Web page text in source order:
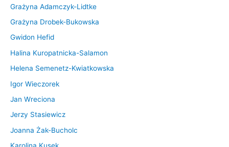
Grażyna Adamczyk-Lidtke
Grażyna Drobek-Bukowska
Gwidon Hefid
Halina Kuropatnicka-Salamon
Helena Semenetz-Kwiatkowska
Igor Wieczorek
Jan Wreciona
Jerzy Stasiewicz
Joanna Żak-Bucholc